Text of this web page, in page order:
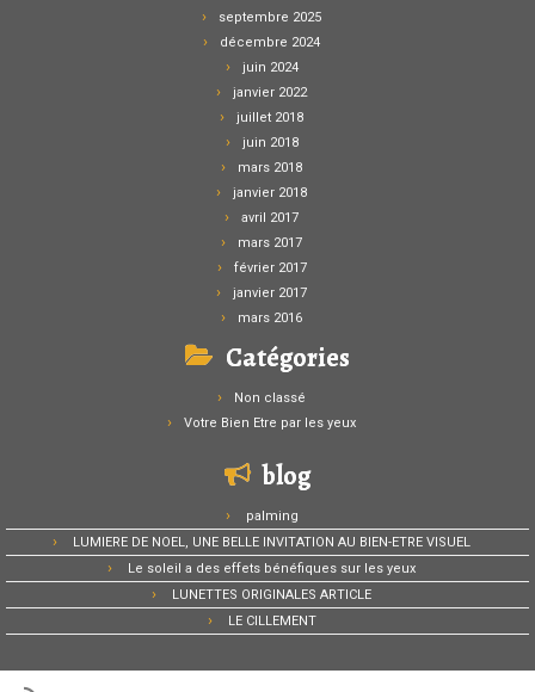
septembre 2025
décembre 2024
juin 2024
janvier 2022
juillet 2018
juin 2018
mars 2018
janvier 2018
avril 2017
mars 2017
février 2017
janvier 2017
mars 2016
Catégories
Non classé
Votre Bien Etre par les yeux
blog
palming
LUMIERE DE NOEL, UNE BELLE INVITATION AU BIEN-ETRE VISUEL
Le soleil a des effets bénéfiques sur les yeux
LUNETTES ORIGINALES ARTICLE
LE CILLEMENT